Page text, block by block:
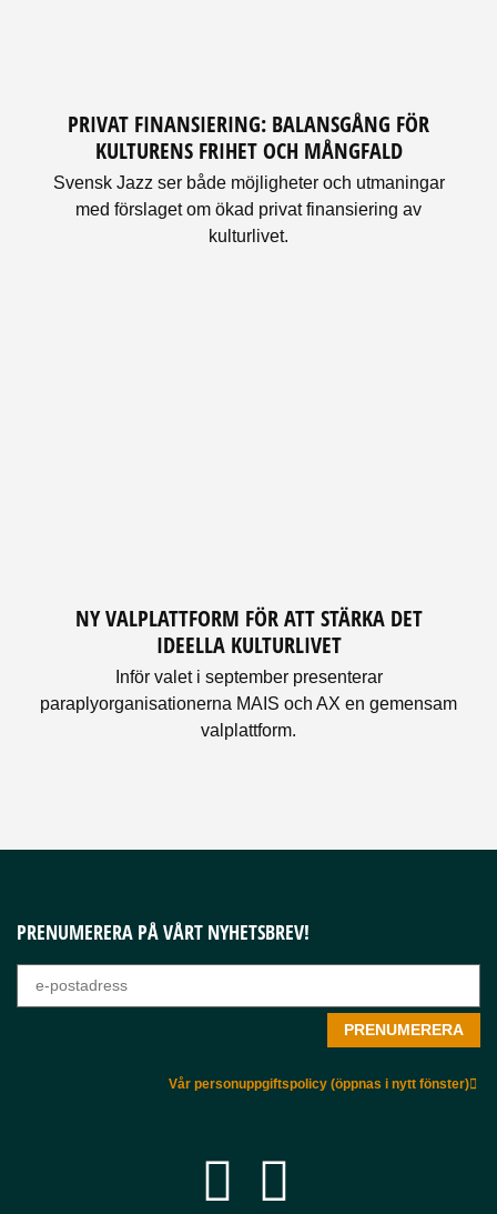
PRIVAT FINANSIERING: BALANSGÅNG FÖR
KULTURENS FRIHET OCH MÅNGFALD
Svensk Jazz ser både möjligheter och utmaningar
med förslaget om ökad privat finansiering av
kulturlivet.
NY VALPLATTFORM FÖR ATT STÄRKA DET
IDEELLA KULTURLIVET
Inför valet i september presenterar
paraplyorganisationerna MAIS och AX en gemensam
valplattform.
PRENUMERERA PÅ VÅRT NYHETSBREV!
Vår personuppgiftspolicy (öppnas i nytt fönster)